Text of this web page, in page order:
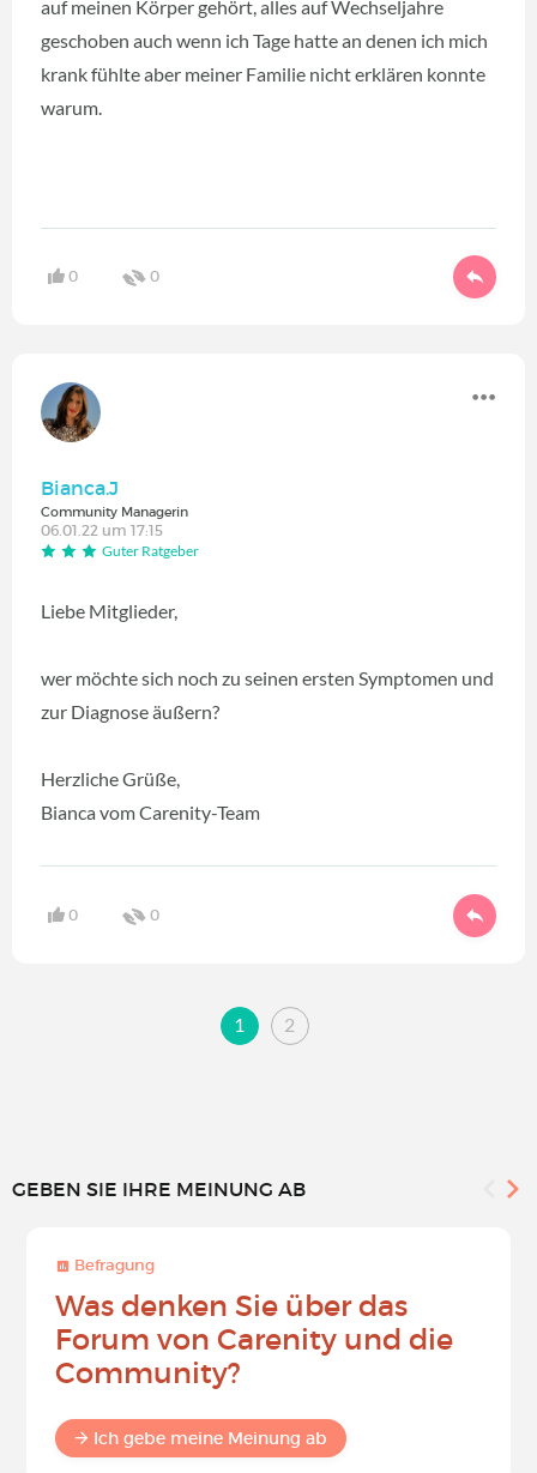
auf meinen Körper gehört, alles auf Wechseljahre
geschoben auch wenn ich Tage hatte an denen ich mich
krank fühlte aber meiner Familie nicht erklären konnte
warum.
0 0
Bianca.J
Community Managerin
06.01.22 um 17:15
Guter Ratgeber
Liebe Mitglieder,
wer möchte sich noch zu seinen ersten Symptomen und
zur Diagnose äußern?
Herzliche Grüße,
Bianca vom Carenity-Team
0 0
1 2
GEBEN SIE IHRE MEINUNG AB
Befragung
Was denken Sie über das
Forum von Carenity und die
Community?
Ich gebe meine Meinung ab